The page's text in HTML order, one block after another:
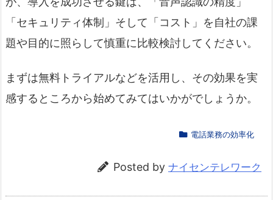
「セキュリティ体制」そして「コスト」を自社の課
題や目的に照らして慎重に比較検討してください。
まずは無料トライアルなどを活用し、その効果を実
感するところから始めてみてはいかがでしょうか。
電話業務の効率化
Posted by ナイセンテレワーク